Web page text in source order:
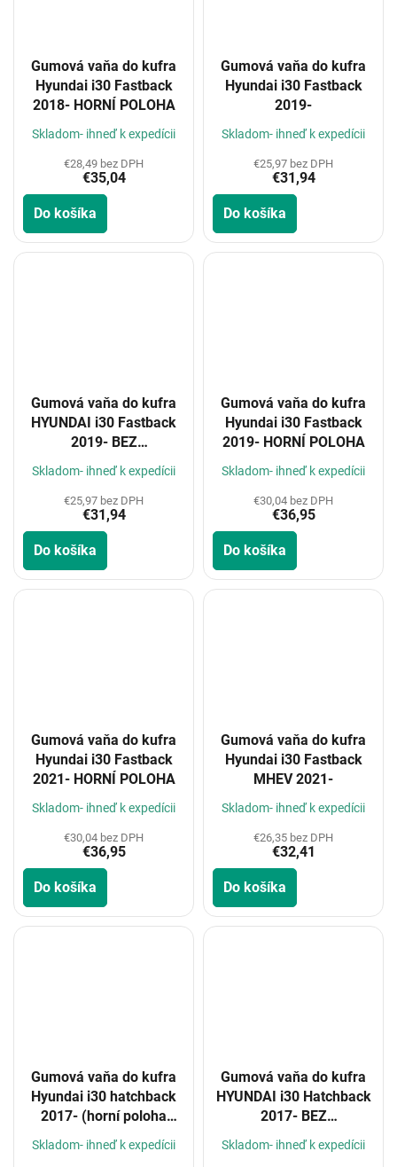
Gumová vaňa do kufra
Hyundai i30 Fastback
2018- HORNÍ POLOHA
Skladom- ihneď k expedícii
€28,49 bez DPH
€35,04
Do košíka
Gumová vaňa do kufra
Hyundai i30 Fastback
2019-
Skladom- ihneď k expedícii
€25,97 bez DPH
€31,94
Do košíka
Gumová vaňa do kufra
HYUNDAI i30 Fastback
2019- BEZ
MEZIPODLAHY
Skladom- ihneď k expedícii
€25,97 bez DPH
€31,94
Do košíka
Gumová vaňa do kufra
Hyundai i30 Fastback
2019- HORNÍ POLOHA
Skladom- ihneď k expedícii
€30,04 bez DPH
€36,95
Do košíka
Gumová vaňa do kufra
Hyundai i30 Fastback
2021- HORNÍ POLOHA
Skladom- ihneď k expedícii
€30,04 bez DPH
€36,95
Do košíka
Gumová vaňa do kufra
Hyundai i30 Fastback
MHEV 2021-
Skladom- ihneď k expedícii
€26,35 bez DPH
€32,41
Do košíka
Gumová vaňa do kufra
Hyundai i30 hatchback
2017- (horní poloha
kufru)
Skladom- ihneď k expedícii
Gumová vaňa do kufra
HYUNDAI i30 Hatchback
2017- BEZ
MEZIPODLAHY
Skladom- ihneď k expedícii